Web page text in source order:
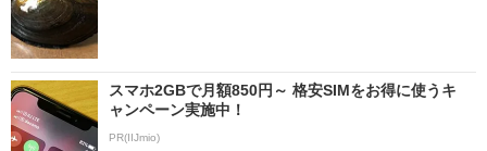
スマホ2GBで月額850円～ 格安SIMをお得に使うキ
ャンペーン実施中！
PR(IIJmio)